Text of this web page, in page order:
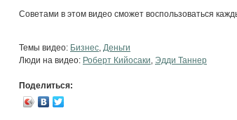
Советами в этом видео сможет воспользоваться
Темы видео: Бизнес Деньги
Люди на видео: Роберт Кийосаки Эдди Таннер
Поделиться: